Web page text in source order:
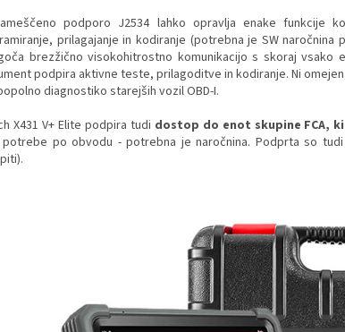
podporo J2534 lahko opravlja enake funkcije
prilagajanje in kodiranje (potrebna je SW naročnina
brezžično visokohitrostno komunikacijo s skoraj vsako
podpira aktivne teste, prilagoditve in kodiranje. Ni
diagnostiko starejših vozil OBD-I.
X431 V+ Elite podpira tudi dostop do enot skupine FCA,
po obvodu - potrebna je naročnina. Podprta so